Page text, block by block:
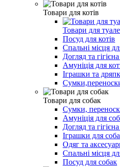
Товари для котів
Товари для
Посуд для котів
Спальні місця
Догляд та
Амуніція для
Іграшки та
Товари для собак
Сумки,
Амуніція для
Догляд та
Іграшки для
Одяг та
Спальні місця
Посуд для собак